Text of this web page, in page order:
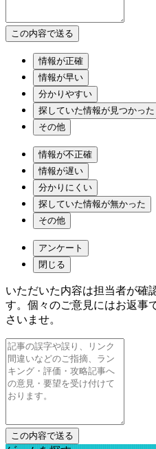
情報が正確
情報が早い
分かりやすい
探していた情報が見つかった
その他
情報が不正確
情報が遅い
分かりにくい
探していた情報が無かった
その他
アンケート
閉じる
いただいた内容は担当者が確
す。個々のご意見にはお返事
さいませ。